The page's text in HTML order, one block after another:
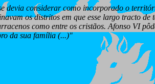
devia considerar como incorporado o
os distritos em que esse largo tracto
como entre os cristãos. Afonso VI
da sua família (...)"